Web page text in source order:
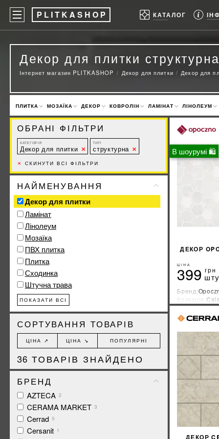
P LITKASHOP КАТАЛОГ
Декор для плитки структурна
Інтернет магазин PLITKASHOP Декор для плитки Декор для
ПЛИТКА МОЗАЇКА ДЕКОР КОВРОЛІН ЛАМІНАТ ЛІНОЛЕУМ
В шоурумі 🛍
ДЕКОР
ЦІНА
399 грн
Бренд:
Колекція:
Країна-
ДЕКОР
ОБРАНІ ФІЛЬТРИ
КАТЕГОРІЯ
Декор для плитки
ТИП
структурна
× СКИНУТИ ВСІ ФІЛЬТРИ
НАЙМЕНУВАННЯ
Декор для плитки
Ламінат
Лінолеум
Мозаїка
ПВХ плитка
Плитка
Сходинка
Штучна трава
ПОКАЗАТИ ВСІ
СОРТУВАННЯ ТОВАРІВ
ЦІНА ↗ ЦІНА ↘ ПОПУЛЯРНІ
36 ТОВАРІВ ЗНАЙДЕНО
БРЕНД
AZTECA 2
CERAMA MARKET 3
Cerrad 5
Cersanit 1